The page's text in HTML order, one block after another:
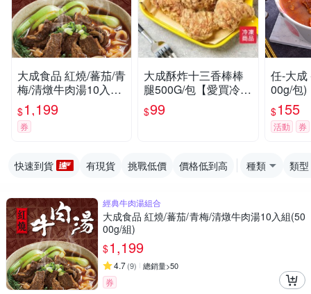
大成食品 紅燒/蕃茄/青
梅/清燉牛肉湯10入組
(5000g/組)
$1,199
券
大成酥炸十三香棒棒
腿500G/包【愛買冷
凍】
$99
任-大成 番茄牛肉湯(5
00g/包)
$155
活動 券
快速到貨 有現貨 挑戰低價 價格低到高 種類 類型
經典牛肉湯組合
大成食品 紅燒/蕃茄/青梅/清燉牛肉湯10入組(50
00g/組)
$1,199
4.7(9) 總銷量>50
券